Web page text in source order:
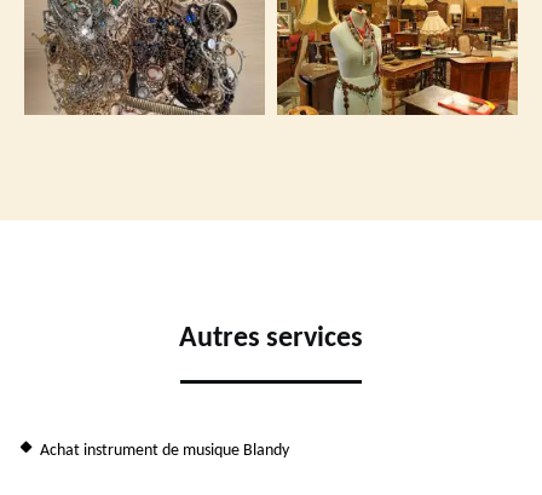
Autres services
Achat instrument de musique Blandy